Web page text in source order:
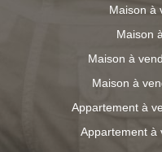
Maison à
Maison
Maison à
Maison à
Appartement à
Appartement à